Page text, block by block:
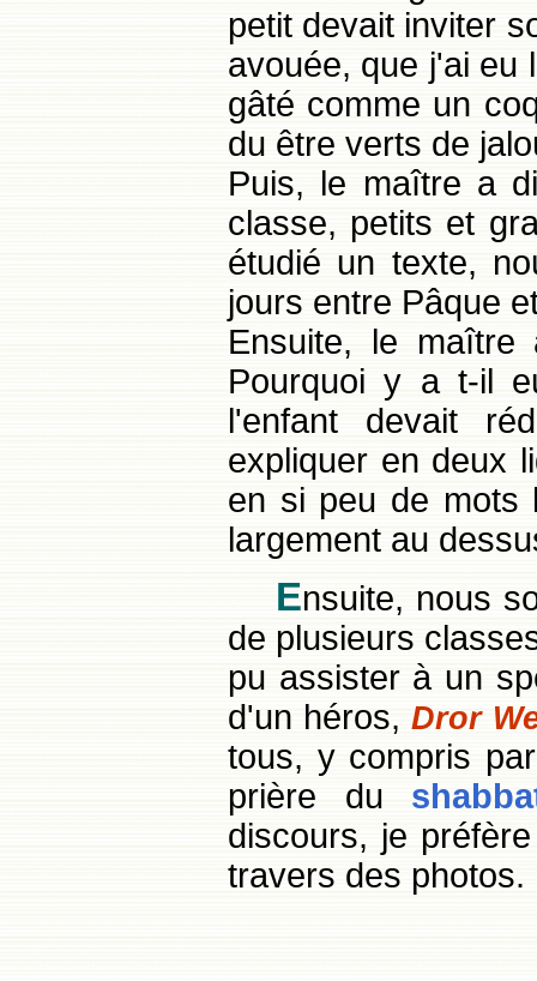
petit devait inviter
avouée, que j'ai eu
gâté comme un
du être verts de
Puis, le maître a
classe, petits et
étudié un texte,
jours entre Pâque
Ensuite, le maître
Pourquoi y a t-il
l'enfant devait
expliquer en deux
en si peu de mots
largement au
Ensuite, nous
de plusieurs
pu assister à un
d'un héros,Dror
tous, y compris
prière du
discours, je
travers des photos.